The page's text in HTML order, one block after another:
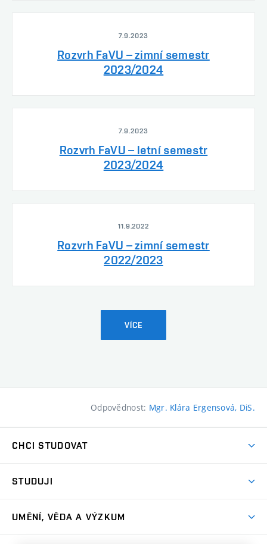
7.9.2023
Rozvrh FaVU – zimní semestr
2023/2024
7.9.2023
Rozvrh FaVU – letní semestr
2023/2024
11.9.2022
Rozvrh FaVU – zimní semestr
2022/2023
VÍCE
Odpovědnost: Mgr. Klára Ergensová, DiS.
CHCI STUDOVAT
Přijímačky
Dny otevřených dveří
STUDUJI
UMĚNÍ, VĚDA A VÝZKUM